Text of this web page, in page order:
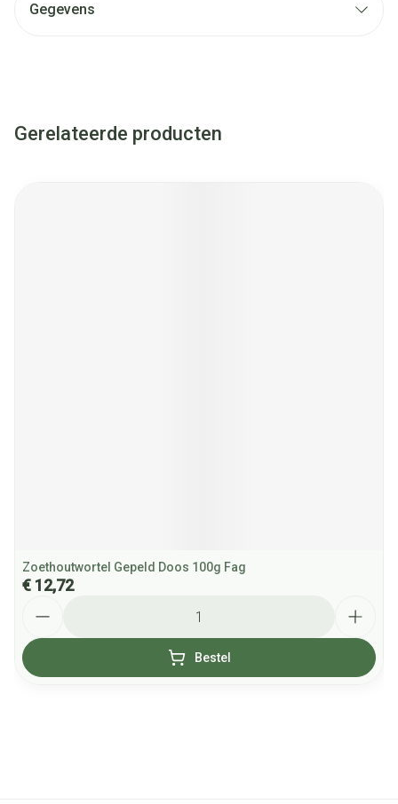
Gegevens
Gerelateerde producten
Zoethoutwortel Gepeld Doos 100g Fag
€ 12,72
Bestel